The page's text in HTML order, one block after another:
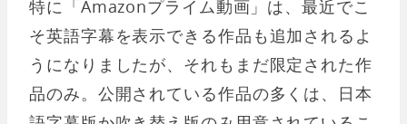
特に「Amazonプライム動画」は、最近でこ
そ英語字幕を表示できる作品も追加されるよ
うになりましたが、それもまだ限定された作
品のみ。公開されている作品の多くは、日本